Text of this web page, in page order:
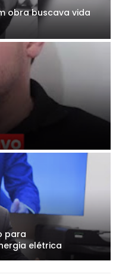
obra buscava vida
para
elétrica